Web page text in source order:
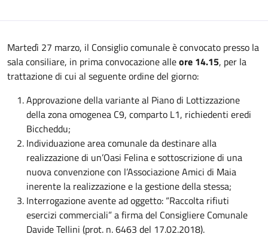
Martedì 27 marzo, il Consiglio comunale è convocato presso la
sala consiliare, in prima convocazione alleore 14.15, per la
trattazione di cui al seguente ordine del giorno:
Approvazione della variante al Piano di Lottizzazione
della zona omogenea C9, comparto L1, richiedenti eredi
Biccheddu;
Individuazione area comunale da destinare alla
realizzazione di un’Oasi Felina e sottoscrizione di una
nuova convenzione con l’Associazione Amici di Maia
inerente la realizzazione e la gestione della stessa;
Interrogazione avente ad oggetto: “Raccolta rifiuti
esercizi commerciali” a firma del Consigliere Comunale
Davide Tellini (prot. n. 6463 del 17.02.2018).